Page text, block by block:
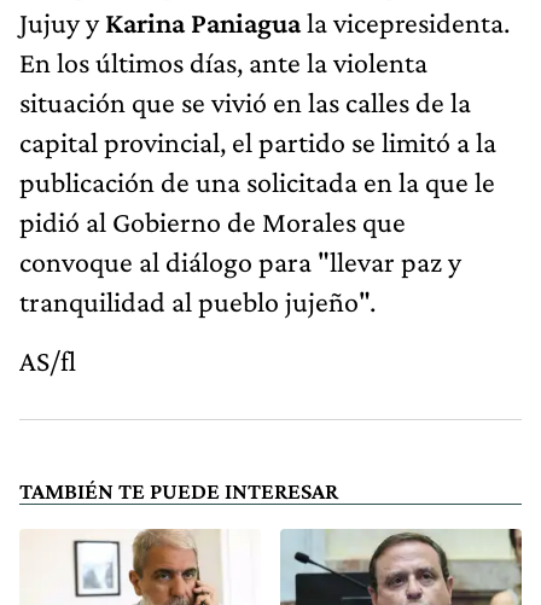
Jujuy yKarina Paniaguala vicepresidenta.
En los últimos días, ante la violenta
situación que se vivió en las calles de la
capital provincial, el partido se limitó a la
publicación de una solicitada en la que le
pidió al Gobierno de Morales que
convoque al diálogo para "llevar paz y
tranquilidad al pueblo jujeño".
AS/fl
TAMBIÉN TE PUEDE INTERESAR